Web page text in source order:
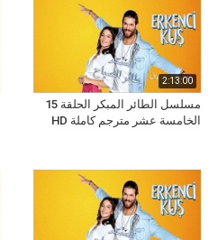
2:13:00
مسلسل الطائر المبكر الحلقة 15
الخامسة عشر مترجم كاملة HD